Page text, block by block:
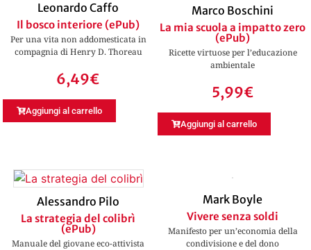
Leonardo Caffo
Il bosco interiore (ePub)
Per una vita non addomesticata in
compagnia di Henry D. Thoreau
6,49€
Aggiungi al carrello
Marco Boschini
La mia scuola a impatto zero
(ePub)
Ricette virtuose per l’educazione
ambientale
5,99€
Aggiungi al carrello
Alessandro Pilo
La strategia del colibrì
(ePub)
Manuale del giovane eco-attivista
Mark Boyle
Vivere senza soldi
Manifesto per un’economia della
condivisione e del dono